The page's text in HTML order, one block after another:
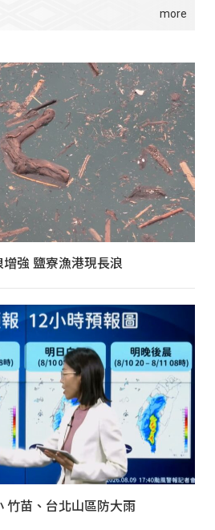
強 鹽寮漁港現長浪
竹苗、台北山區防大雨